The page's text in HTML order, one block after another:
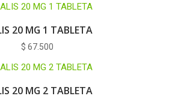
20 MG 1 TABLETA
$ 67.500
20 MG 2 TABLETA